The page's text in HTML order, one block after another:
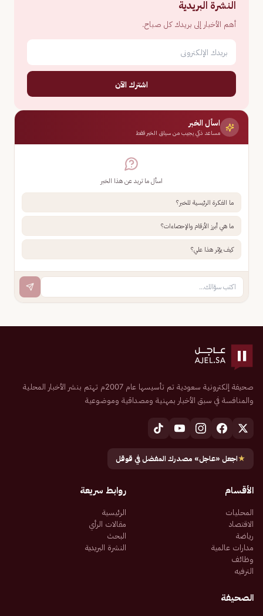
النشرة البريدية
أهم الأخبار إلى بريدك كل صباح.
اشترك الآن
اسأل الخبر
مساعد ذكي يجيب من سياق الخبر فقط
اسأل ما تريد عن هذا الخبر
ما الفكرة الرئيسية للخبر؟
ما هي أبرز الأرقام والإحصاءات؟
كيف يؤثر هذا علي؟
صحيفة إلكترونية سعودية تم تأسيسها عام 2007م تهتم بنشر الأخبار المحلية
والمنافسة في سبق الأخبار بمهنية ومصداقية وموضوعية
★اجعل «عاجل» مصدرك المفضل في قوقل
الأقسام
المحليات
الاقتصاد
رياضة
مدارات عالمية
وظائف
الترفيه
روابط سريعة
الرئيسية
مقالات الرأي
البحث
النشرة البريدية
الصحيفة